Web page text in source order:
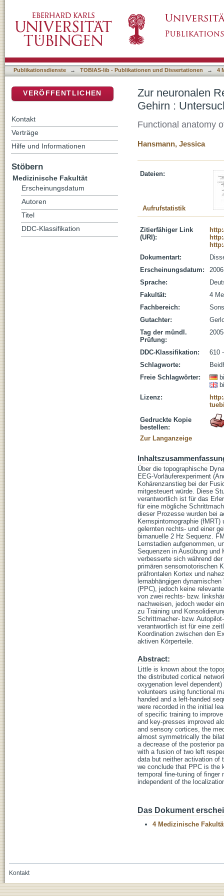
mit funktioneller Kernspintomographie
Publikationsdienste → TOBIAS-lib - Publikationen und Dissertationen → 4
Zur neuronalen
Gehirn :
Functional anatomy
Hansmann, Jessica
Dateien:
Aufrufstatistik
Zitierfähiger Link
(URI):
Dokumentart:
Erscheinungsdatum:
2006
Sprache:
Fakultät:
4
Fachbereich:
Gutachter:
Tag der mündl.
Prüfung:
DDC-Klassifikation:
610
Schlagworte:
Freie Schlagwörter:
Lizenz:
Gedruckte Kopie
bestellen:
Zur Langanzeige
Über die topographische
EEG-Vorläuferexperiment
Kohärenzanstieg bei der
mitgesteuert würde. Diese
verantwortlich ist für das
für eine mögliche
dieser Prozesse wurden bei
Kernspintomographie
gelernten rechts- und einer
bimanuelle 2 Hz Sequenz.
Lernstadien aufgenommen,
Sequenzen in Ausübung und
verbesserte sich während
primären sensomotorischen
präfrontalen Kortex und
lernabhängigen
(PPC), jedoch keine
von zwei rechts- bzw.
nachweisen, jedoch weder
zu Training und
Schrittmacher- bzw.
verantwortlich ist für eine
Koordination zwischen den
aktiven Körperteile.
Abstract:
Little is known about the
the distributed cortical
oxygenation level
volunteers using functional
handed and a left-handed
were recorded in the initial
of specific training to
and key-presses improved
and sensory cortices, the
almost symmetrically the
a decrease of the posterior
with a fusion of two left
data but neither activation of
we conclude that PPC is the
temporal fine-tuning of finger
independent of the
Das Dokument
4 Medizinische
VERÖFFENTLICHEN
Kontakt
Verträge
Hilfe und Informationen
Stöbern
Medizinische Fakultät
Erscheinungsdatum
Autoren
Titel
DDC-Klassifikation
Kontakt